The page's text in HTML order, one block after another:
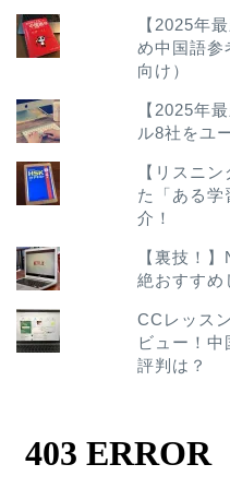
【2025年
め中国語参
向け）
【2025年
ル8社をユ
【リスニ
た「ある学
介！
【裏技！
絶おすすめ
CCレッス
ビュー！
評判は？